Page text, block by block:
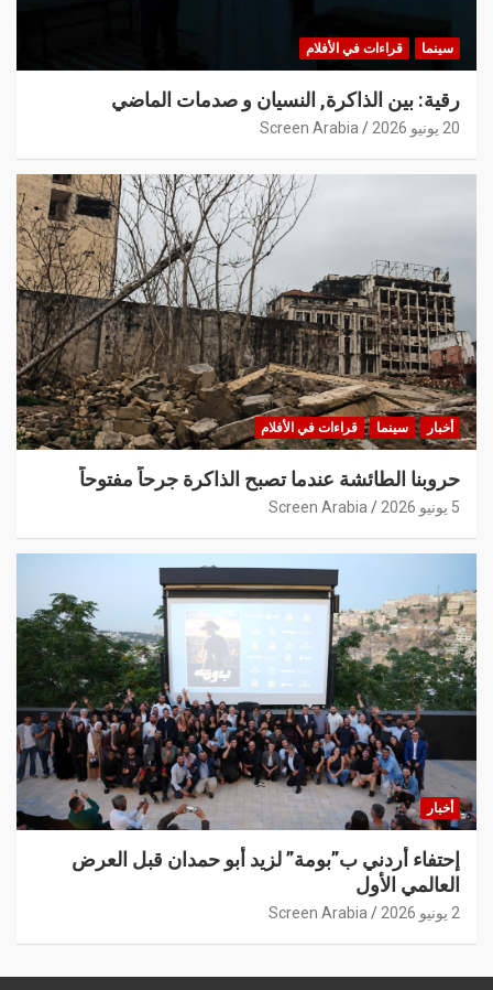
سينما قراءات في الأفلام
رقية: بين الذاكرة, النسيان و صدمات الماضي
20 يونيو 2026 Screen Arabia
أخبار سينما قراءات في الأفلام
حروبنا الطائشة عندما تصبح الذاكرة جرحاً مفتوحاً
5 يونيو 2026 Screen Arabia
أخبار
إحتفاء أردني ب”بومة” لزيد أبو حمدان قبل العرض
العالمي الأول
2 يونيو 2026 Screen Arabia